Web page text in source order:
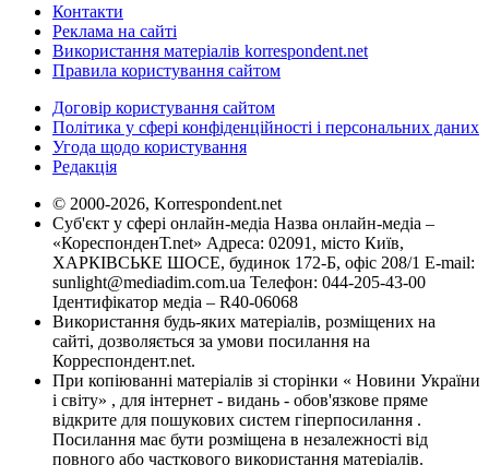
Контакти
Реклама на сайті
Використання матеріалів korrespondent.net
Правила користування сайтом
Договір користування сайтом
Політика у сфері конфіденційності і персональних даних
Угода щодо користування
Редакція
© 2000-2026, Korrespondent.net
Суб'єкт у сфері онлайн-медіа Назва онлайн-медіа –
«КореспонденТ.net» Адреса: 02091, місто Київ,
ХАРКІВСЬКЕ ШОСЕ, будинок 172-Б, офіс 208/1 E-mail:
sunlight@mediadim.com.ua Телефон: 044-205-43-00
Ідентифікатор медіа – R40-06068
Використання будь-яких матеріалів, розміщених на
сайті, дозволяється за умови посилання на
Корреспондент.net.
При копіюванні матеріалів зі сторінки « Новини України
і світу» , для інтернет - видань - обов'язкове пряме
відкрите для пошукових систем гіперпосилання .
Посилання має бути розміщена в незалежності від
повного або часткового використання матеріалів.